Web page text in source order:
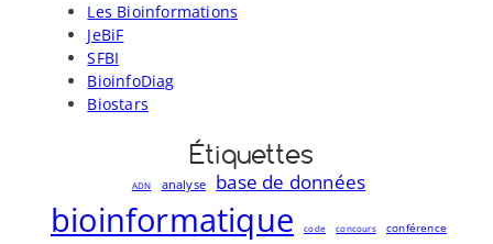
Les Bioinformations
JeBiF
SFBI
BioinfoDiag
Biostars
Étiquettes
ADN analyse base de données
bioinformatique code concours conférence